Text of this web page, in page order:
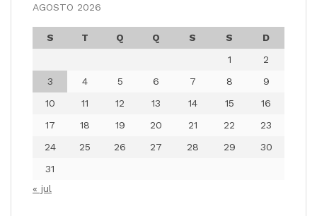
AGOSTO 2026
S T Q Q S S
D
1
2
3
4 5 6 7 8
9
10
11 12 13 14 15
16
17
18 19 20 21 22
23
24
25 26 27 28 29
30
31
« jul